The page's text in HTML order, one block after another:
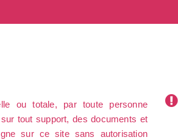
ou totale, par toute personne
tout support, des documents et
sur ce site sans autorisation